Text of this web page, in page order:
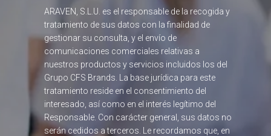
ARAVEN, S.L.U. es el responsable de la recogida y
tratamiento de sus datos con la finalidad de
gestionar su consulta, y el envío de
comunicaciones comerciales relativas a
nuestros productos y servicios incluidos los del
Grupo CFS Brands. La base jurídica para este
tratamiento reside en el consentimiento del
interesado, así como en el interés legítimo del
Responsable. Con carácter general, sus datos no
serán cedidos a terceros. Le recordamos que, en